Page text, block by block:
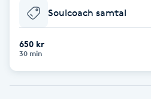
Brynformning
Brynfärgning
Brynplockning
Soulcoach samtal
650 kr
30 min